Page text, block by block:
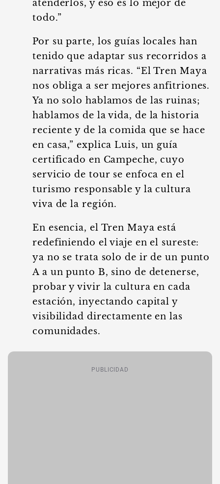
atenderlos, y eso es lo mejor de
todo.”
Por su parte, los guías locales han
tenido que adaptar sus recorridos a
narrativas más ricas. “El Tren Maya
nos obliga a ser mejores anfitriones.
Ya no solo hablamos de las ruinas;
hablamos de la vida, de la historia
reciente y de la comida que se hace
en casa,” explica Luis, un guía
certificado en Campeche, cuyo
servicio de tour se enfoca en el
turismo responsable y la cultura
viva de la región.
En esencia, el Tren Maya está
redefiniendo el viaje en el sureste:
ya no se trata solo de ir de un punto
A a un punto B, sino de detenerse,
probar y vivir la cultura en cada
estación, inyectando capital y
visibilidad directamente en las
comunidades.
PUBLICIDAD